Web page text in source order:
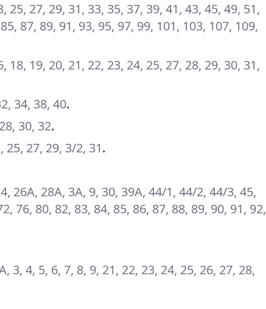
25, 27, 29, 31, 33, 35, 37, 39, 41, 43, 45, 49, 51,
87, 89, 91, 93, 95, 97, 99, 101, 103, 107, 109,
18, 19, 20, 21, 22, 23, 24, 25, 27, 28, 29, 30, 31,
34, 38, 40.
30, 32.
25, 27, 29, 3/2, 31.
26А, 28А, 3А, 9, 30, 39А, 44/1, 44/2, 44/3, 45,
76, 80, 82, 83, 84, 85, 86, 87, 88, 89, 90, 91, 92,
3, 4, 5, 6, 7, 8, 9, 21, 22, 23, 24, 25, 26, 27, 28,